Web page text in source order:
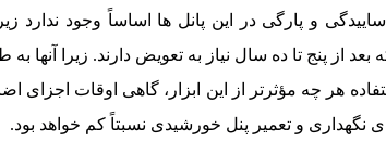
ساییدگی و پارگی در این پانل ها اساساً وجود
بعد از پنج تا ده سال نیاز به تعویض دارند. زیرا
هر چه مؤثرتر از این ابزار، گاهی اوقات
نگهداری و تعمیر پنل خورشیدی نسبتاً کم خواهد بود.